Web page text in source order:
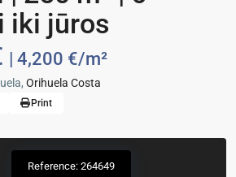
iki jūros
| 4,200 €/m²
Orihuela Costa
Print
Reference: 264649